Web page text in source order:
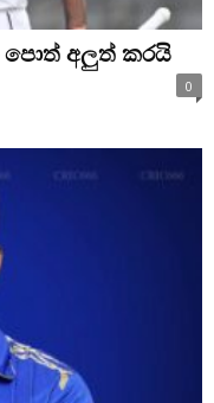
පොත් අලුත් කරයි
0